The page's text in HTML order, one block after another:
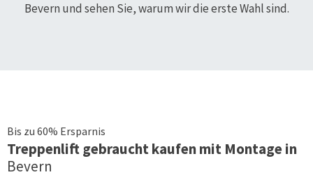
Bevern und sehen Sie, warum wir die erste Wahl sind.
Bis zu 60% Ersparnis
Treppenliftgebraucht kaufen mit Montage in
Bevern